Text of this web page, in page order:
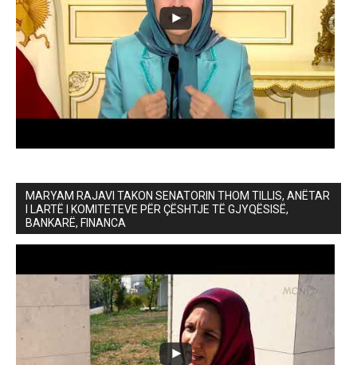
MARYAM RAJAVI TAKON SENATORIN THOM TILLIS, ANËTAR
I LARTË I KOMITETEVE PËR ÇËSHTJE TË GJYQËSISË,
BANKARË, FINANCA